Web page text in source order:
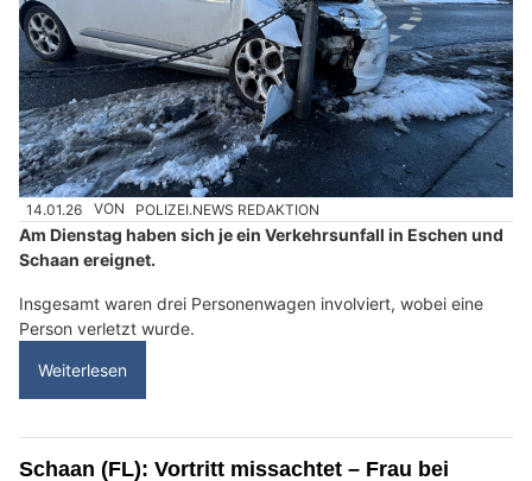
14.01.26 VON POLIZEI.NEWS REDAKTION
Am Dienstag haben sich je ein Verkehrsunfall in Eschen und
Schaan ereignet.
Insgesamt waren drei Personenwagen involviert, wobei eine
Person verletzt wurde.
Weiterlesen
Schaan (FL): Vortritt missachtet – Frau bei